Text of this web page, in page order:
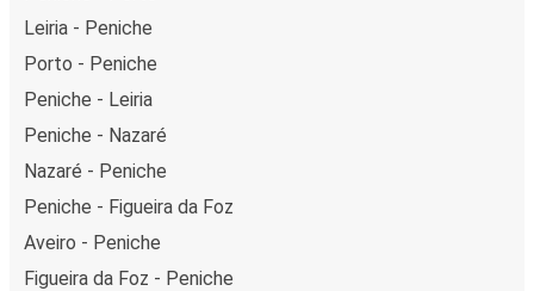
Leiria - Peniche
Porto - Peniche
Peniche - Leiria
Peniche - Nazaré
Nazaré - Peniche
Peniche - Figueira da Foz
Aveiro - Peniche
Figueira da Foz - Peniche